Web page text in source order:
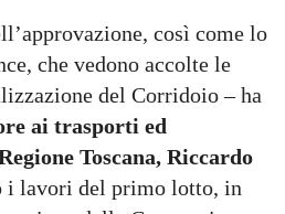
così come lo
che vedono accolte le
del Corridoio – ha
ai trasporti ed
Toscana, Riccardo
i lavori del primo lotto, in